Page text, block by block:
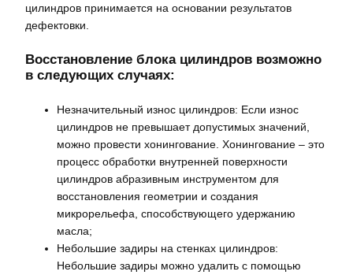
цилиндров принимается на основании результатов
дефектовки.
Восстановление блока цилиндров возможно
в следующих случаях:
Незначительный износ цилиндров: Если износ
цилиндров не превышает допустимых значений,
можно провести хонингование. Хонингование – это
процесс обработки внутренней поверхности
цилиндров абразивным инструментом для
восстановления геометрии и создания
микрорельефа, способствующего удержанию
масла;
Небольшие задиры на стенках цилиндров:
Небольшие задиры можно удалить с помощью